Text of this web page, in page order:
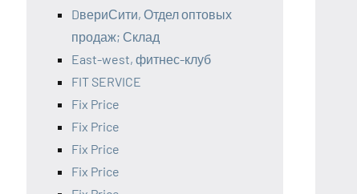
DвериСити, Отдел оптовых
продаж; Склад
East-west, фитнес-клуб
FIT SERVICE
Fix Price
Fix Price
Fix Price
Fix Price